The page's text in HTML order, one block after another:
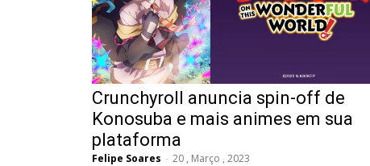
Crunchyroll anuncia spin-off de
Konosuba e mais animes em sua
plataforma
Felipe Soares - 20 , Março , 2023